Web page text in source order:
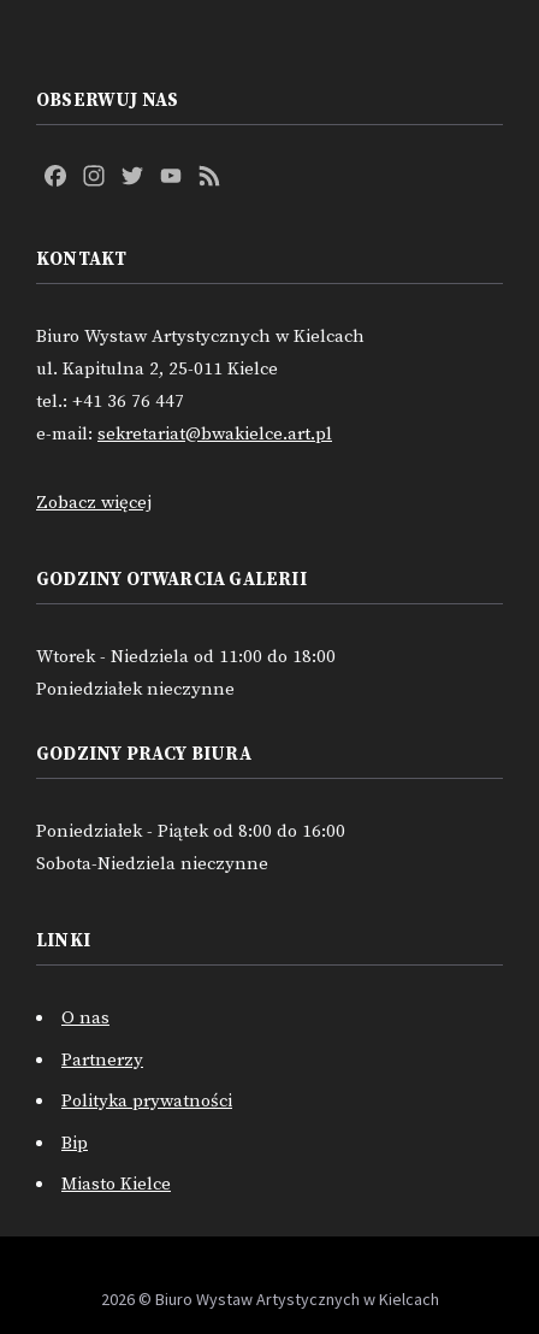
OBSERWUJ NAS
FacebookInstagram
TwitterYouTube
KONTAKT
Biuro Wystaw Artystycznych w Kielcach
ul. Kapitulna 2, 25-011 Kielce
tel.: +41 36 76 447
e-mail: sekretariat@bwakielce.art.pl
Zobacz więcej
GODZINY OTWARCIA GALERII
Wtorek - Niedziela od 11:00 do 18:00
Poniedziałek nieczynne
GODZINY PRACY BIURA
Poniedziałek - Piątek od 8:00 do 16:00
Sobota-Niedziela nieczynne
LINKI
O nas
Partnerzy
Polityka prywatności
Bip
Miasto Kielce
2026 © Biuro Wystaw Artystycznych w Kielcach